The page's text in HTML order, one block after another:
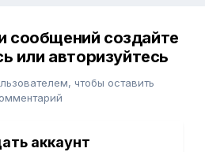
сообщений создайте
или авторизуйтесь
чтобы оставить
аккаунт